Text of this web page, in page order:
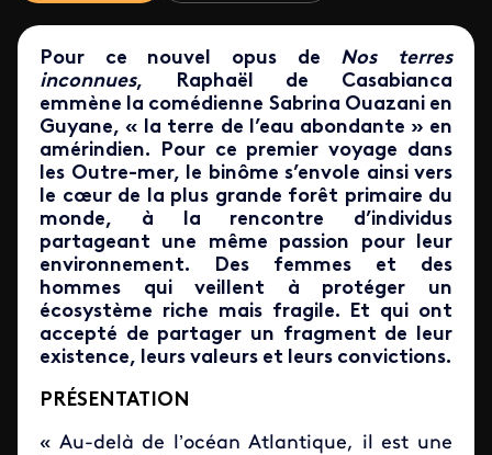
Pour ce nouvel opus de Nos terres
inconnues, Raphaël de Casabianca
emmène la comédienne Sabrina Ouazani en
Guyane, « la terre de l’eau abondante » en
amérindien. Pour ce premier voyage dans
les Outre-mer, le binôme s’envole ainsi vers
le cœur de la plus grande forêt primaire du
monde, à la rencontre d’individus
partageant une même passion pour leur
environnement. Des femmes et des
hommes qui veillent à protéger un
écosystème riche mais fragile. Et qui ont
accepté de partager un fragment de leur
existence, leurs valeurs et leurs convictions.
PRÉSENTATION
« Au-delà de l’océan Atlantique, il est une